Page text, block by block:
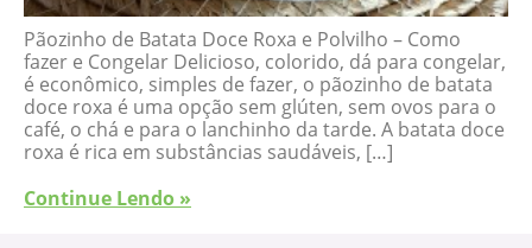
Pãozinho de Batata Doce Roxa e Polvilho – Como
fazer e Congelar Delicioso, colorido, dá para congelar,
é econômico, simples de fazer, o pãozinho de batata
doce roxa é uma opção sem glúten, sem ovos para o
café, o chá e para o lanchinho da tarde. A batata doce
roxa é rica em substâncias saudáveis, […]
Continue Lendo »